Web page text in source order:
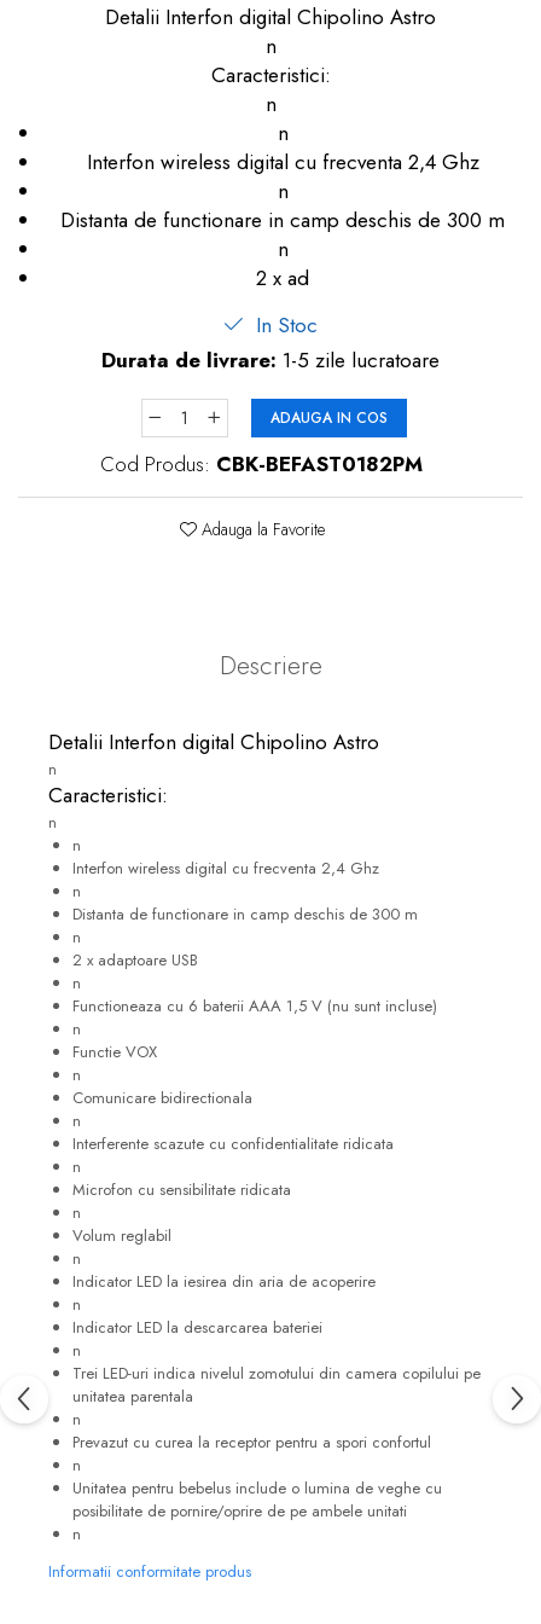
dopuri de urechi
Produse îngrijire copii
Detalii Interfon digital Chipolino Astro
n
Caracteristici:
n
n
Interfon wireless digital cu frecventa 2,4 Ghz
n
Distanta de functionare in camp deschis de 300 m
n
2 x ad
In Stoc
Durata de livrare: 1-5 zile lucratoare
ADAUGA IN COS
Cod Produs: CBK-BEFAST0182PM
Adauga la Favorite
Descriere
Detalii Interfon digital Chipolino Astro
n
Caracteristici:
n
n
Interfon wireless digital cu frecventa 2,4 Ghz
n
Distanta de functionare in camp deschis de 300 m
n
2 x adaptoare USB
n
Functioneaza cu 6 baterii AAA 1,5 V (nu sunt incluse)
n
Functie VOX
n
Comunicare bidirectionala
n
Interferente scazute cu confidentialitate ridicata
n
Microfon cu sensibilitate ridicata
n
Volum reglabil
n
Indicator LED la iesirea din aria de acoperire
n
Indicator LED la descarcarea bateriei
n
Trei LED-uri indica nivelul zomotului din camera copilului pe
unitatea parentala
n
Prevazut cu curea la receptor pentru a spori confortul
n
Unitatea pentru bebelus include o lumina de veghe cu
posibilitate de pornire/oprire de pe ambele unitati
n
Informatii conformitate produs